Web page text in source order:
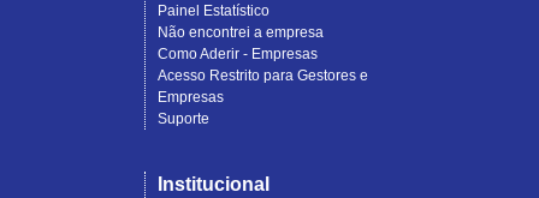
Painel Estatístico
Não encontrei a empresa
Como Aderir - Empresas
Acesso Restrito para Gestores e
Empresas
Suporte
Institucional